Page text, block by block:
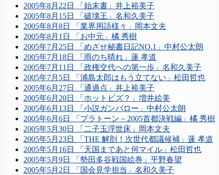
2005年8月22日 「始末書」井上裕美子
2005年8月15日 「破壊王」名和久美子
2005年8月8日 「業界用語様々」岡本文夫
2005年8月1日 「お中元」橘 秀樹
2005年7月25日 「めざせ秘書日記NO.1」中村公太朗
2005年7月18日 「雨のち晴れ」蓮 孝道
2005年7月11日 「政権交代への第一歩」名和久美子
2005年7月5日 「浦島太郎はもう立てない」松田哲也
2005年6月27日 「通過点」井上裕美子
2005年6月20日 「ホットビズ？」増井絵美
2005年6月13日 「小説ガンバロー」中村公太朗
2005年6月6日 「プラトーン－2005首都決戦編」橘 秀樹
2005年5月30日 「二子玉浮世床」岡本文夫
2005年5月23日 「THE 解剖！次世代都議候補」蓮 孝道
2005年5月16日 「天国まであと何マイル」松田哲也
2005年5月9日 「勢田多谷戦国絵巻」平野春望
2005年5月2日 「国会見学担当」名和久美子